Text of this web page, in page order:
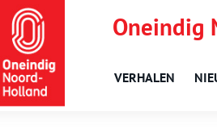
Oneindig
VERHALEN